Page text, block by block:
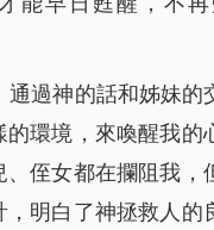
通過神的話和姊妹的
的環境，來喚醒我的
、侄女都在攔阻我，
，明白了神拯救人的